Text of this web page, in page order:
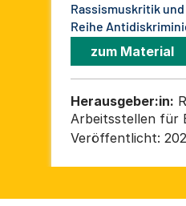
Rassismuskritik
Reihe
zum Material
Herausgeber:in:
Arbeitsstellen für
Integration und
Veröffentlicht: